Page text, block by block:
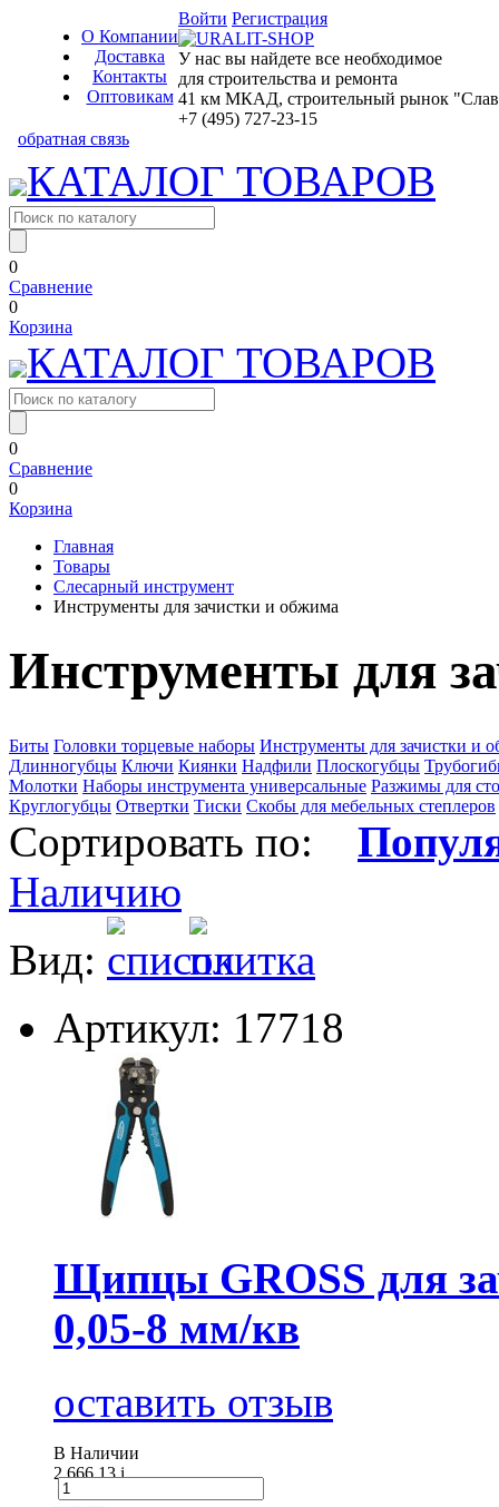
О Компании
Доставка
Контакты
Оптовикам
Войти Регистрация
У нас вы найдете все необходимое
для строительства и ремонта
41 км МКАД, строительный рынок
+7 (495) 727-23-15
обратная связь
КАТАЛОГ ТОВАРОВ
0
Сравнение
0
Корзина
КАТАЛОГ ТОВАРОВ
0
Сравнение
0
Корзина
Главная
Товары
Слесарный инструмент
Инструменты для зачистки и обжима
Инструменты для
Биты Головки торцевые наборы Инструменты для зачистки и
Длинногубцы Ключи Киянки Надфили Плоскогубцы
Молотки Наборы инструмента универсальные Разжимы для
Круглогубцы Отвертки Тиски Скобы для мебельных степлеров
Сортировать по:
Наличию
Вид:
Артикул: 17718
Щипцы GROSS для
0,05-8 мм/кв
оставить отзыв
В Наличии
2 666.13i